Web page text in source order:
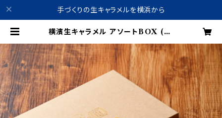
手づくりの生キャラメルを横浜から
横濱生キャラメル アソートBOX (20